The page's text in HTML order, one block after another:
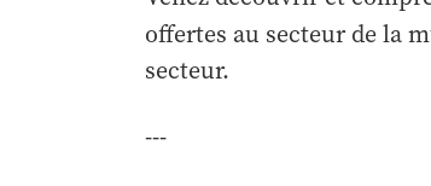
offertes au secteur de la
secteur.
---